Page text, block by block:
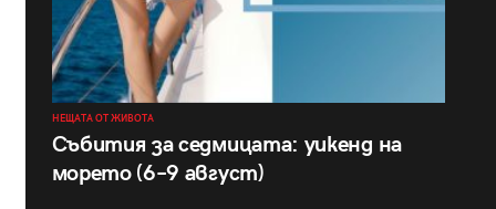
НЕЩАТА ОТ ЖИВОТА
Събития за седмицата: уикенд на
морето (6–9 август)